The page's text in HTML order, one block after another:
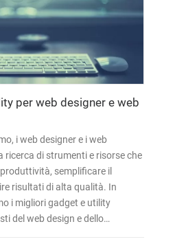
per web designer e web
i web designer e i web
ricerca di strumenti e risorse che
semplificare il
risultati di alta qualità. In
i migliori gadget e utility
del web design e dello…